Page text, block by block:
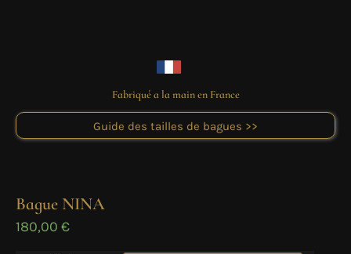
Fabriqué a la main en France
Guide des tailles de bagues >>
Bague NINA
180,00 €